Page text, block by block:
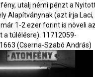
utalj némi pénzt a
Alapítványnak (azt írja Laci,
már 1-2 ezer forint is növeli az
a túlélésre). 11712059-
(Cserna-Szabó András)